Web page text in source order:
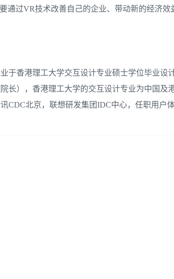
通过VR技术改善自己的企业、带动新的经济效
于香港理工大学交互设计专业硕士学位毕业设
长），香港理工大学的交互设计专业为中国及
CDC北京，联想研发集团IDC中心，任职用户